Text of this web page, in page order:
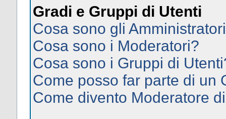
Gradi e Gruppi di Utenti
Cosa sono gli
Cosa sono i Moderatori?
Cosa sono i Gruppi di
Come posso far parte di un
Come divento Moderatore